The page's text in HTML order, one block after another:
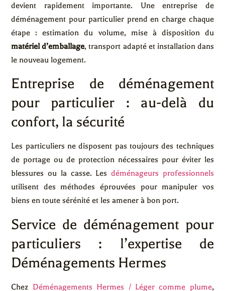
devient rapidement importante. Une entreprise de
déménagement pour particulier prend en charge chaque
étape : estimation du volume, mise à disposition du
matériel d’emballage, transport adapté et installation dans
le nouveau logement.
Entreprise de déménagement
pour particulier : au-delà du
confort, la sécurité
Les particuliers ne disposent pas toujours des techniques
de portage ou de protection nécessaires pour éviter les
blessures ou la casse. Les déménageurs professionnels
utilisent des méthodes éprouvées pour manipuler vos
biens en toute sérénité et les amener à bon port.
Service de déménagement pour
particuliers : l’expertise de
Déménagements Hermes
Chez Déménagements Hermes / Léger comme plume,